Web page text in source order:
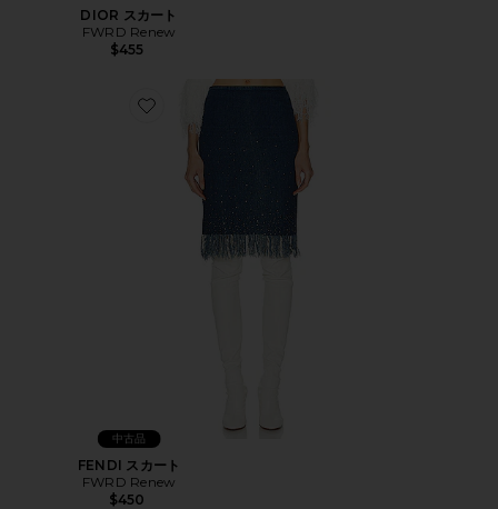
DIOR スカート
FWRD Renew
$455
Favorite FENDI スカート
中古品
FENDI スカート
FWRD Renew
$450